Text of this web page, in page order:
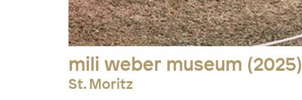
mili weber museum (2025)
St. Moritz